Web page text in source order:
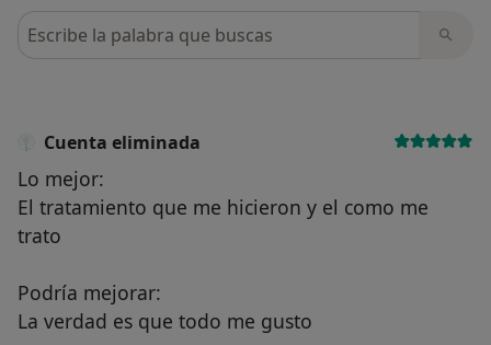
Busca en opiniones
Cuenta eliminada
Lo mejor:
El tratamiento que me hicieron y el como me
trato
Podría mejorar:
La verdad es que todo me gusto